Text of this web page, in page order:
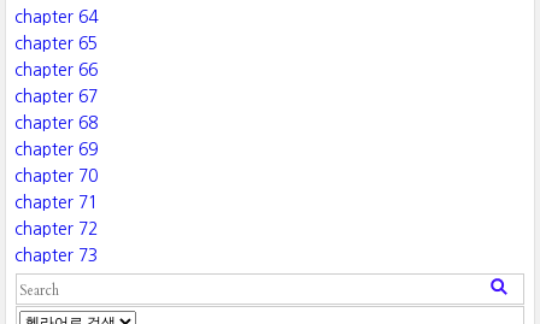
chapter 64
chapter 65
chapter 66
chapter 67
chapter 68
chapter 69
chapter 70
chapter 71
chapter 72
chapter 73